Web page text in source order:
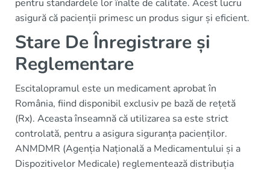
pentru standardele lor înalte de calitate. Acest lucru
asigură că pacienții primesc un produs sigur și eficient.
Stare De Înregistrare și
Reglementare
Escitalopramul este un medicament aprobat în
România, fiind disponibil exclusiv pe bază de rețetă
(Rx). Aceasta înseamnă că utilizarea sa este strict
controlată, pentru a asigura siguranța pacienților.
ANMDMR (Agenția Națională a Medicamentului și a
Dispozitivelor Medicale) reglementează distribuția